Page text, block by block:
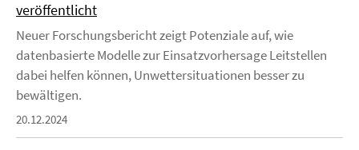
veröffentlicht
Neuer Forschungsbericht zeigt Potenziale auf, wie
datenbasierte Modelle zur Einsatzvorhersage Leitstellen
dabei helfen können, Unwettersituationen besser zu
bewältigen.
20.12.2024